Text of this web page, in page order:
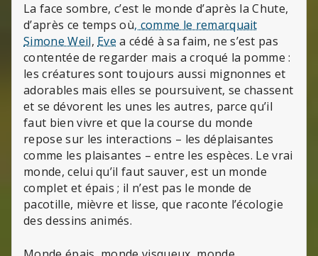
La face sombre, c’est le monde d’après la Chute,
d’après ce temps où, comme le remarquait
Simone Weil, Eve a cédé à sa faim, ne s’est pas
contentée de regarder mais a croqué la pomme :
les créatures sont toujours aussi mignonnes et
adorables mais elles se poursuivent, se chassent
et se dévorent les unes les autres, parce qu’il
faut bien vivre et que la course du monde
repose sur les interactions – les déplaisantes
comme les plaisantes – entre les espèces. Le vrai
monde, celui qu’il faut sauver, est un monde
complet et épais ; il n’est pas le monde de
pacotille, mièvre et lisse, que raconte l’écologie
des dessins animés.